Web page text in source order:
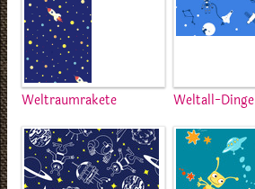
Weltraumrakete Weltall-Dinge